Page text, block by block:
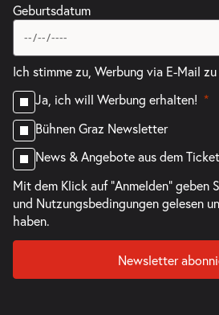
Geburtsdatum
Ich stimme zu, Werbung via E-Mail
Ja, ich will Werbung erhalten!
Bühnen Graz Newsletter
News & Angebote aus dem
Mit dem Klick auf "Anmelden" geben
und Nutzungsbedingungengelesen
haben.
Newsletter